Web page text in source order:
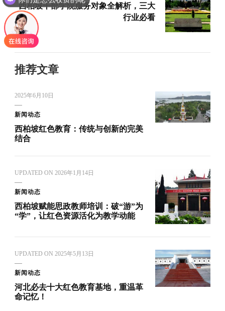
西柏坡干部学院服务对象全解析，三大
行业必看
推荐文章
2025年6月10日
新闻动态
西柏坡红色教育：传统与创新的完美
结合
UPDATED ON 2026年1月14日
新闻动态
西柏坡赋能思政教师培训：破“游”为
“学”，让红色资源活化为教学动能
UPDATED ON 2025年5月13日
新闻动态
河北必去十大红色教育基地，重温革
命记忆！